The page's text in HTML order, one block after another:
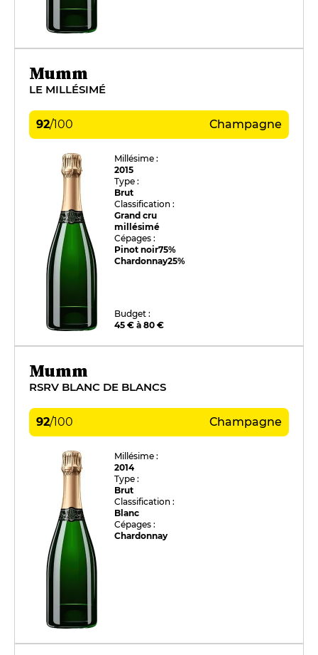
Mumm
LE MILLÉSIMÉ
92/100 Champagne
Millésime :
2015
Type :
Brut
Classification :
Grand cru
millésimé
Cépages :
Pinot noir75%
Chardonnay25%
Budget :
45 € à 80 €
Mumm
RSRV BLANC DE BLANCS
92/100 Champagne
Millésime :
2014
Type :
Brut
Classification :
Blanc
Cépages :
Chardonnay